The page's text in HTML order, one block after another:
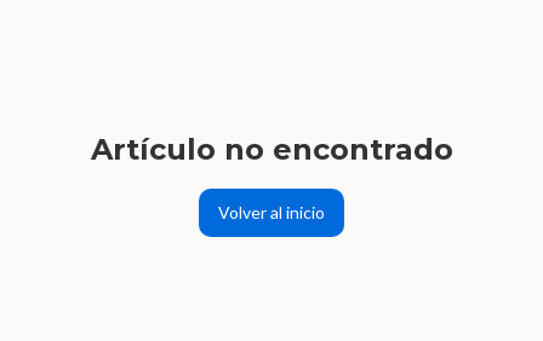
Artículo no encontrado
Volver al inicio